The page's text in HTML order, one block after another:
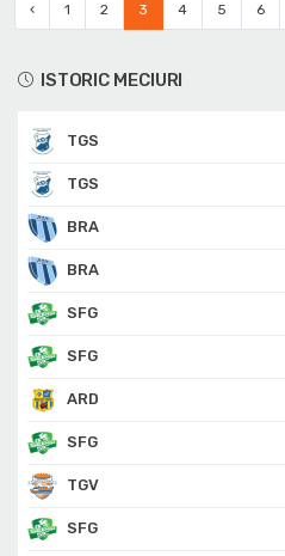
ISTORIC MECIURI
TGS
TGS
BRA
BRA
SFG
SFG
ARD
SFG
TGV
SFG
‹ 1 2 3 4 5 6